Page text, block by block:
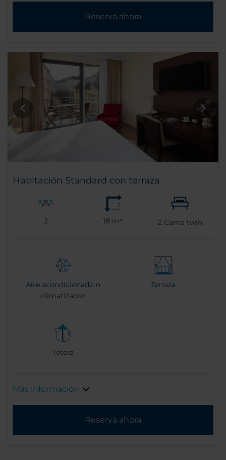
Reserva ahora
Habitación Standard con terraza
2 18 m² 2 Cama twin
Aire acondicionado o
climatizador
Terraza
Tetera
Más información
Reserva ahora